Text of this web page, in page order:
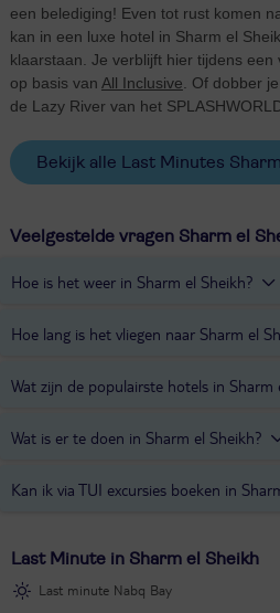
een belediging! Even tot rust komen
kan in een luxe hotel in Sharm el
klaarstaan. Je verblijft hier tijdens een
op basis van All Inclusive . Of dobber
de Lazy River van het
Bekijk alle Last Minutes
Veelgestelde vragen Sharm el
Hoe is het weer in Sharm el Sheikh?
Sharm el Sheikh heeft een
maanden mei tot en met oktober ligt
en de 40 graden.
Hoe lang is het vliegen naar Sharm el
Vanaf Schiphol naar Sharm el Sheikh
Wat zijn de populairste hotels in Sharm
De populairste hotels in Sharm el
Moderna
Wat is er te doen in Sharm el Sheikh?
De ligging aan de Rode Zee maakt
wereld: het Sint-Catharinaklooster.
Kan ik via TUI excursies boeken in
diverse excursies in Sharm el Sheikh
Last Minute in Sharm el Sheikh
Last minute Nabq Bay